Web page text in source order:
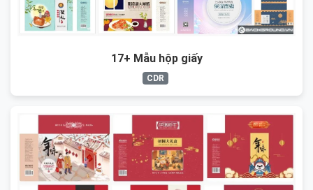
17+ Mẫu hộp giấy
CDR